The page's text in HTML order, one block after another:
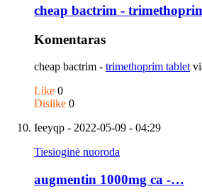
cheap bactrim -
Komentaras
cheap bactrim - trimethoprim tablet
Like 0
Dislike 0
Ieeyqp - 2022-05-09 - 04:29
Tiesioginė nuoroda
augmentin 1000mg ca -…